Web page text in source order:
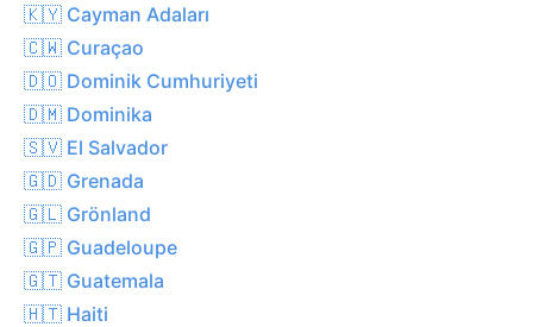
🇰🇾 Cayman Adaları
🇨🇼 Curaçao
🇩🇴 Dominik Cumhuriyeti
🇩🇲 Dominika
🇸🇻 El Salvador
🇬🇩 Grenada
🇬🇱 Grönland
🇬🇵 Guadeloupe
🇬🇹 Guatemala
🇭🇹 Haiti